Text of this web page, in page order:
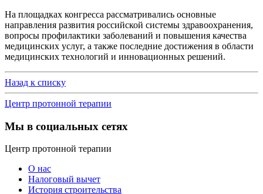
На площадках конгресса рассматривались основные
направления развития российской системы здравоохранения,
вопросы профилактики заболеваний и повышения качества
медицинских услуг, а также последние достижения в области
медицинских технологий и инновационных решений.
Назад к списку
Центр протонной терапии
Мы в социальных сетях
Центр протонной терапии
О нас
Налоговый вычет
История строительства